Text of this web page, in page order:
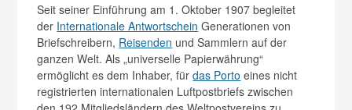
Seit seiner Einführung am 1. Oktober 1907 begleitet
der Internationale Antwortschein Generationen von
Briefschreibern, Reisenden und Sammlern auf der
ganzen Welt. Als „universelle Papierwährung“
ermöglicht es dem Inhaber, fürdas Porto eines nicht
registrierten internationalen Luftpostbriefs zwischen